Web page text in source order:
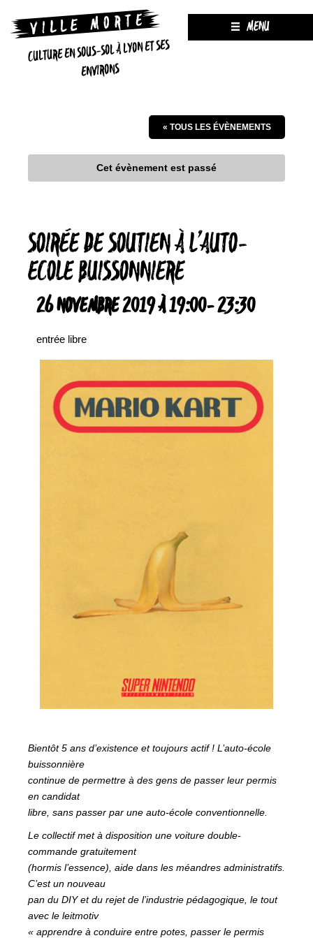
CULTURE EN SOUS-SOL À LYON ET SES
ENVIRONS
MENU
« TOUS LES ÉVÈNEMENTS
Cet évènement est passé
SOIRÉE DE SOUTIEN À L’AUTO-
ECOLE BUISSONNIERE
26 NOVEMBRE 2019 À 19:00-23:30
entrée libre
Bientôt 5 ans d’existence et toujours actif ! L’auto-école
buissonnière
continue de permettre à des gens de passer leur permis
en candidat
libre, sans passer par une auto-école conventionnelle.
Le collectif met à disposition une voiture double-
commande gratuitement
(hormis l’essence), aide dans les méandres administratifs.
C’est un nouveau
pan du DIY et du rejet de l’industrie pédagogique, le tout
avec le leitmotiv
« apprendre à conduire entre potes, passer le permis